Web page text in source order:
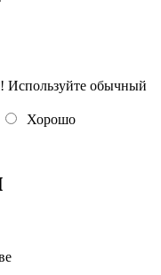
Используйте обычный
Хорошо